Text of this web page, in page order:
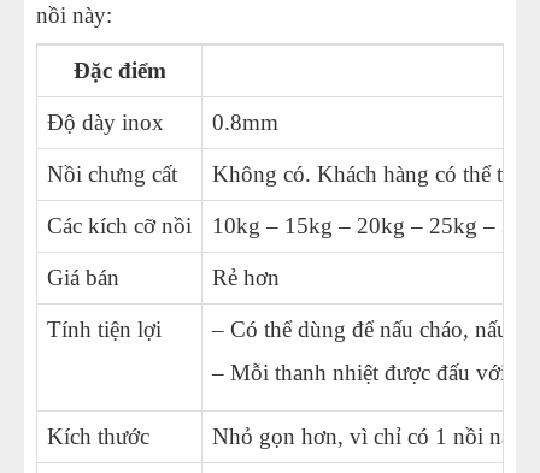
nồi này:
Đặc điểm
Độ dày inox 0.8mm
Nồi chưng cất Không có. Khách hàng có thể tận
Các kích cỡ nồi 10kg – 15kg – 20kg – 25kg –
Giá bán Rẻ hơn
Tính tiện lợi
– Có thể dùng để nấu cháo, nấu
– Mỗi thanh nhiệt được đấu với 1
Kích thước Nhỏ gọn hơn, vì chỉ có 1 nồi nấu